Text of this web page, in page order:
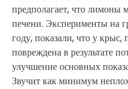
предполагает, что лимоны
печени. Эксперименты на
году, показали, что у крыс,
повреждена в результате
улучшение основных
Звучит как минимум